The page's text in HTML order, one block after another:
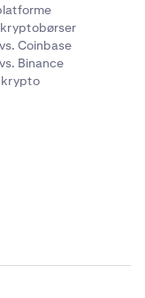
og
is correct(Ja, det
Add(Tilføj).
og beløbet.
Coinbase
Binance